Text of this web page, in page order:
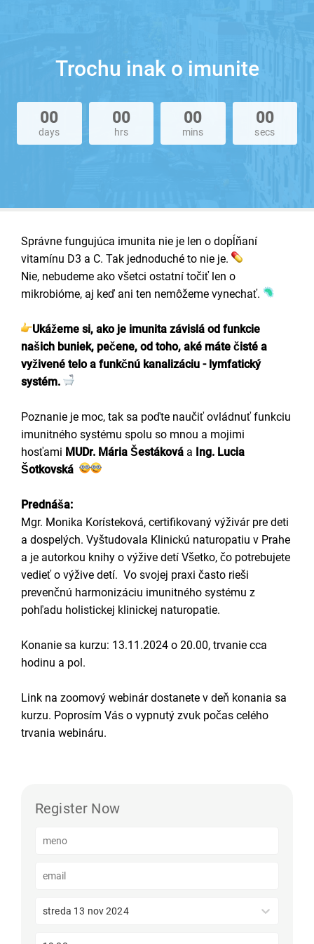
Trochu inak o imunite
00
days
00
hrs
00
mins
00
secs
Správne fungujúca imunita nie je len o dopĺňaní
vitamínu D3 a C. Tak jednoduché to nie je.
Nie, nebudeme ako všetci ostatní točiť len o
mikrobióme, aj keď ani ten nemôžeme vynechať.
Ukážeme si, ako je imunita závislá od funkcie
našich buniek, pečene, od toho, aké máte čisté a
vyživené telo a funkčnú kanalizáciu - lymfatický
systém.
Poznanie je moc, tak sa poďte naučiť ovládnuť funkciu
imunitného systému spolu so mnou a mojimi
hosťami MUDr. Mária Šestáková a Ing. Lucia
Šotkovská
Prednáša:
Mgr. Monika Korísteková, certifikovaný výživár pre deti
a dospelých. Vyštudovala Klinickú naturopatiu v Prahe
a je autorkou knihy o výžive detí Všetko, čo potrebujete
vedieť o výžive detí. Vo svojej praxi často rieši
prevenčnú harmonizáciu imunitného systému z
pohľadu holistickej klinickej naturopatie.
Konanie sa kurzu: 13.11.2024 o 20.00, trvanie cca
hodinu a pol.
Link na zoomový webinár dostanete v deň konania sa
kurzu. Poprosím Vás o vypnutý zvuk počas celého
trvania webináru.
Register Now
streda 13 nov 2024